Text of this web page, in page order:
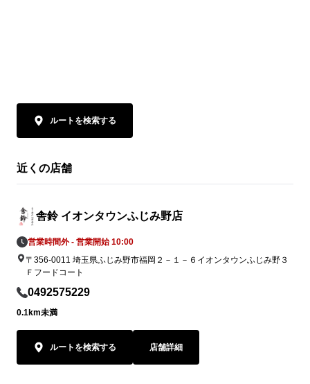
ルートを検索する
近くの店舗
舎鈴 イオンタウンふじみ野店
営業時間外 - 営業開始 10:00
〒356-0011 埼玉県ふじみ野市福岡２－１－６イオンタウンふじみ野３
Ｆフードコート
0492575229
0.1km未満
ルートを検索する 店舗詳細